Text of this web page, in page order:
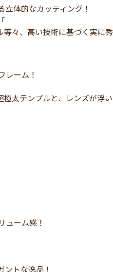
体的なカッティング！
等々、高い技術に基づく実に
ーム！
太テンプルと、レンズが浮
ューム感！
トな逸品！